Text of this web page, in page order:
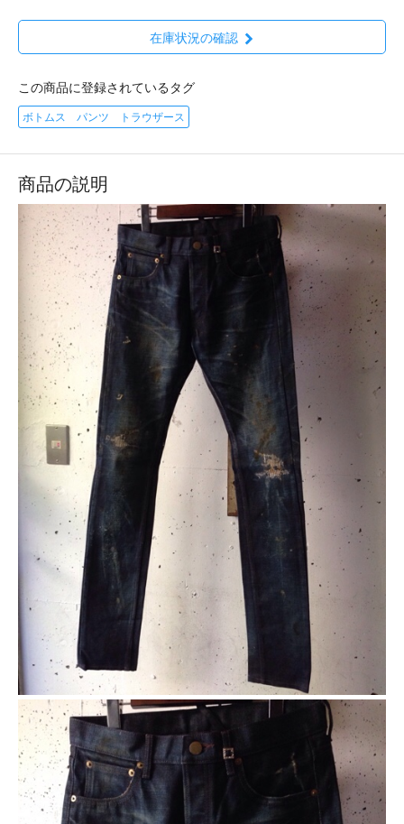
在庫状況の確認
この商品に登録されているタグ
ボトムス パンツ トラウザース
商品の説明